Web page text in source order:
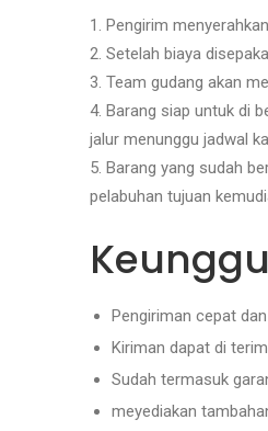
1. Pengirim
2. Setelah biaya
3. Team gudang akan
4. Barang siap untuk di
jalur menunggu jadwal
5. Barang yang sudah
pelabuhan tujuan
Pengiriman cepat
Kiriman dapat di
Sudah termasuk
meyediakan